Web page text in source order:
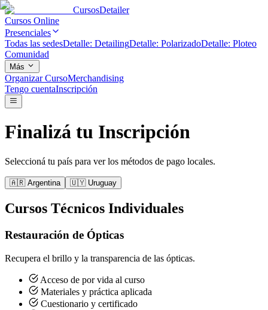
CursosDetailer
Cursos Online
Presenciales
Todas las sedesDetalle: DetailingDetalle: PolarizadoDetalle: Ploteo
Comunidad
Más
Organizar CursoMerchandising
Tengo cuentaInscripción
Finalizá tu Inscripción
Seleccioná tu país para ver los métodos de pago locales.
🇦🇷 Argentina 🇺🇾 Uruguay
Cursos Técnicos Individuales
Restauración de Ópticas
Recupera el brillo y la transparencia de las ópticas.
Acceso de por vida al curso
Materiales y práctica aplicada
Cuestionario y certificado